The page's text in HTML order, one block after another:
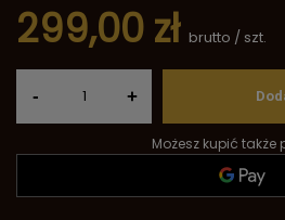
299,00 zł brutto / szt.
- +
Możesz kupić także